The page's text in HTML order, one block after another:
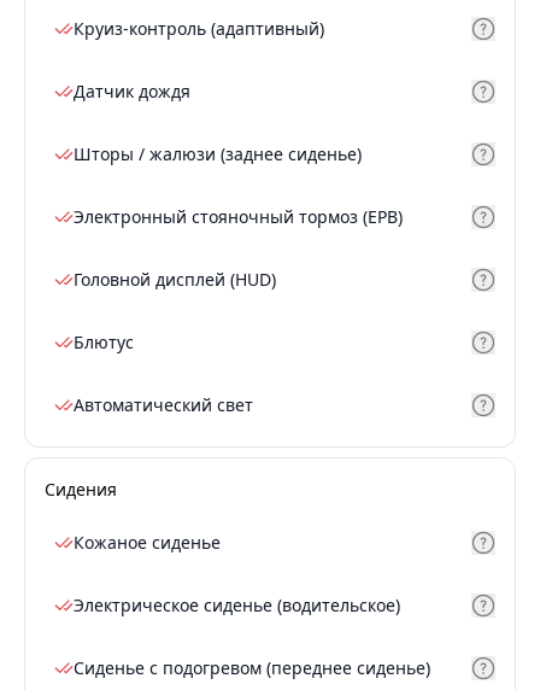
Круиз-контроль (адаптивный)
Датчик дождя
Шторы / жалюзи (заднее сиденье)
Электронный стояночный тормоз (EPB)
Головной дисплей (HUD)
Блютус
Автоматический свет
Сидения
Кожаное сиденье
Электрическое сиденье (водительское)
Сиденье с подогревом (переднее сиденье)